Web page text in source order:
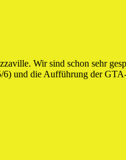
Wir sind schon sehr
6) und die Aufführung der